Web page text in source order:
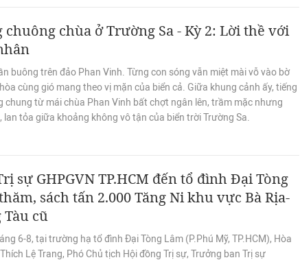
chuông chùa ở Trường Sa - Kỳ 2: Lời thề với
buông trên đảo Phan Vinh. Từng con sóng vẫn miệt mài vỗ vào bờ
cùng gió mang theo vị mặn của biển cả. Giữa khung cảnh ấy, tiếng
chung từ mái chùa Phan Vinh bất chợt ngân lên, trầm mặc nhưng
lan tỏa giữa khoảng không vô tận của biển trời Trường Sa.
sự GHPGVN TP.HCM đến tổ đình Đại Tòng
sách tấn 2.000 Tăng Ni khu vực Bà Rịa-
Tàu cũ
6-8, tại trường hạ tổ đình Đại Tòng Lâm (P.Phú Mỹ, TP.HCM), Hòa
Lệ Trang, Phó Chủ tịch Hội đồng Trị sự, Trưởng ban Trị sự